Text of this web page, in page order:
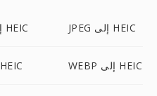
PNG إلى HEIC JPEG إلى HEIC
GIF إلى HEIC WEBP إلى HEIC